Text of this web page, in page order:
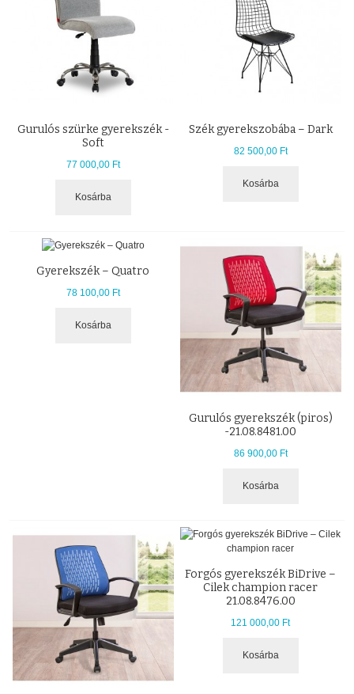
Gurulós szürke gyerekszék -
Soft
77 000,00 Ft
Kosárba
Szék gyerekszobába – Dark
82 500,00 Ft
Kosárba
Gyerekszék – Quatro
78 100,00 Ft
Kosárba
Gurulós gyerekszék (piros)
-21.08.8481.00
86 900,00 Ft
Kosárba
Forgós gyerekszék BiDrive –
Cilek champion racer
21.08.8476.00
121 000,00 Ft
Kosárba